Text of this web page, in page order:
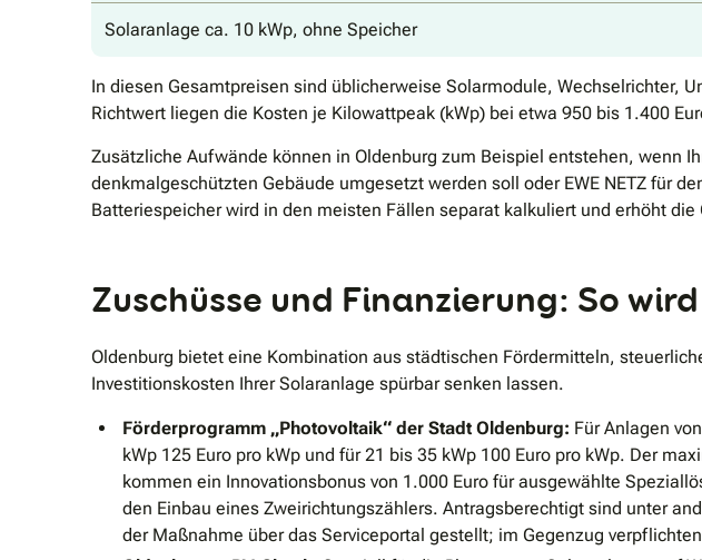
Solaranlage ca. 10 kWp, ohne Speicher
In diesen Gesamtpreisen sind üblicherweise Solarmodule, Wechselrichter,
Richtwert liegen die Kosten je Kilowattpeak (kWp) bei etwa 950 bis 1.400
Zusätzliche Aufwände können in Oldenburg zum Beispiel entstehen, wenn
denkmalgeschützten Gebäude umgesetzt werden soll oder EWE NETZ für
Batteriespeicher wird in den meisten Fällen separat kalkuliert und erhöht
Zuschüsse und Finanzierung: So
Oldenburg bietet eine Kombination aus städtischen Fördermitteln,
Investitionskosten Ihrer Solaranlage spürbar senken lassen.
Förderprogramm „Photovoltaik“ der Stadt Oldenburg: Für Anlagen
kWp 125 Euro pro kWp und für 21 bis 35 kWp 100 Euro pro kWp. Der
kommen ein Innovationsbonus von 1.000 Euro für ausgewählte
den Einbau eines Zweirichtungszählers. Antragsberechtigt sind unter
der Maßnahme über das Serviceportal gestellt; im Gegenzug